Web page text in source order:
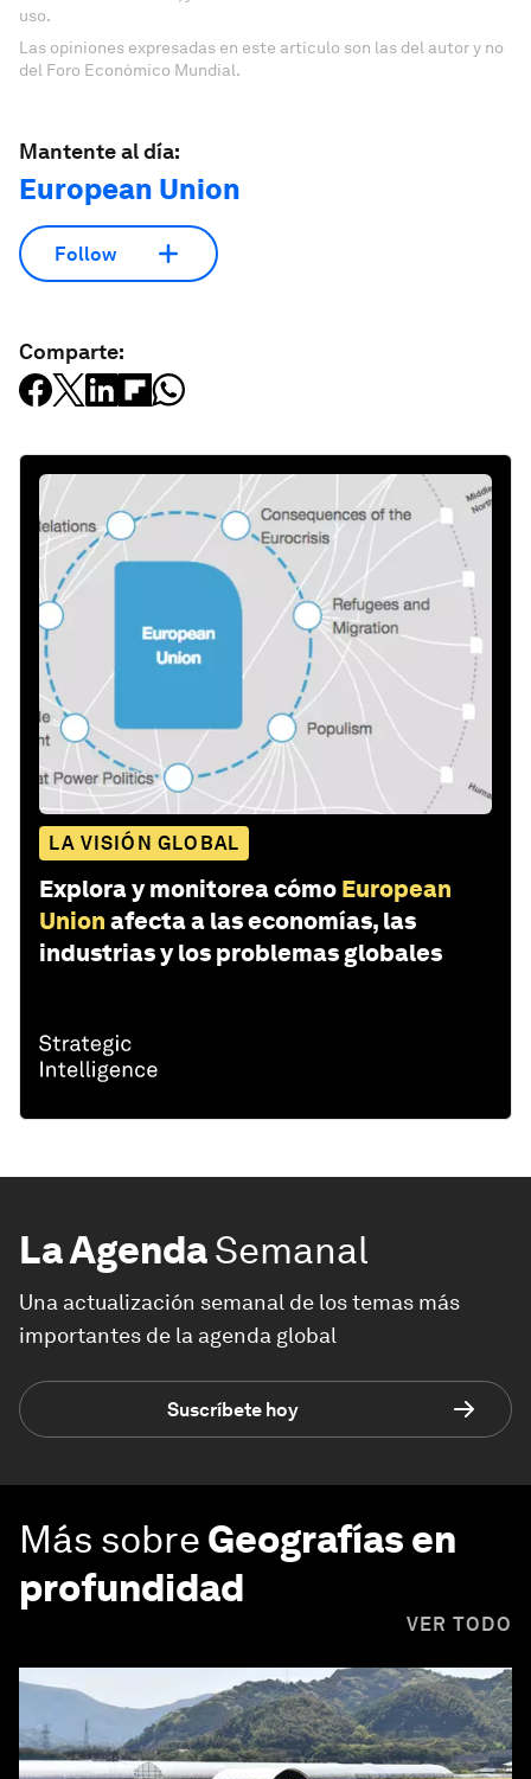
uso.
Las opiniones expresadas en este artículo son las del autor y no
del Foro Económico Mundial.
Mantente al día:
European Union
Follow
Comparte:
LA VISIÓN GLOBAL
Explora y monitorea cómo European
Union afecta a las economías, las
industrias y los problemas globales
La AgendaSemanal
Una actualización semanal de los temas más
importantes de la agenda global
Suscríbete hoy
Más sobre Geografías en
profundidad
VER TODO